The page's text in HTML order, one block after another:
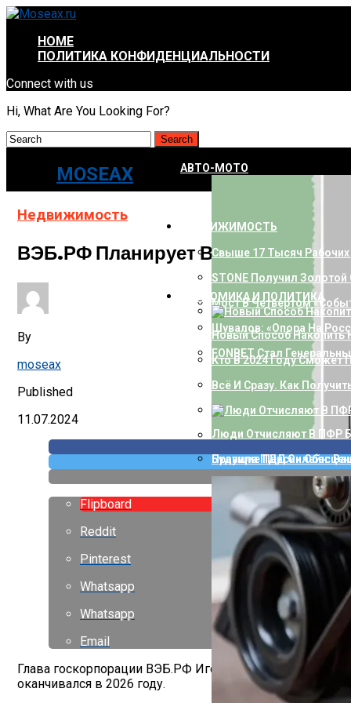
HOME
ПОЛИТИКА КОНФИДЕНЦИАЛЬНОСТИ
Connect with us
Hi, What Are You Looking For?
MOSEAX АВТО-МОТО
Правила ПДД Онлайн:
НЕДВИЖИМОСТЬ
Свыше 17 Тысяч
STONE Получил
Мост В Четвертом
Шувалов: «Опора На
FONBET Стал
ЭКОНОМИКА И ПОЛИТИКА
Новый Способ Накопить
Кто В 2024 Году Сможет
Всё И Сразу. Как
Люди Отчисляют В ПФР
Будущие Пенсии
Недвижимость
ВЭБ.РФ Планирует Вдвое
By
moseax
Published
11.07.2024
Flipboard
Reddit
Pinterest
Whatsapp
Whatsapp
Email
Глава госкорпорации ВЭБ.РФ Игорь Шувалов сохранит
оканчивался в 2026 году.